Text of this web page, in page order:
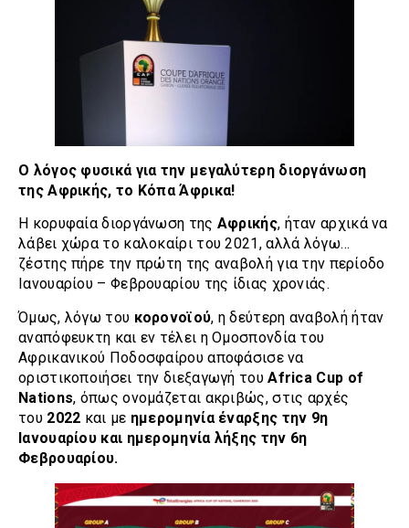
Ο λόγος φυσικά για την μεγαλύτερη διοργάνωση
της Αφρικής, το Κόπα Άφρικα!
Η κορυφαία διοργάνωση της Αφρικής, ήταν αρχικά να
λάβει χώρα το καλοκαίρι του 2021, αλλά λόγω…
ζέστης πήρε την πρώτη της αναβολή για την περίοδο
Ιανουαρίου – Φεβρουαρίου της ίδιας χρονιάς.
Όμως, λόγω του κορονοϊού, η δεύτερη αναβολή ήταν
αναπόφευκτη και εν τέλει η Ομοσπονδία του
Αφρικανικού Ποδοσφαίρου αποφάσισε να
οριστικοποιήσει την διεξαγωγή τουAfrica Cup of
Nations, όπως ονομάζεται ακριβώς, στις αρχές
του 2022 και με ημερομηνία έναρξης την 9η
Ιανουαρίου και ημερομηνία λήξης την 6η
Φεβρουαρίου.